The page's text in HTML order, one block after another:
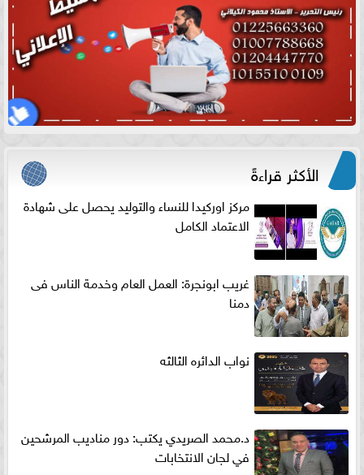
الأكثر قراءةً
مركز اوركيدا للنساء والتوليد يحصل على شهادة
الاعتماد الكامل
غريب ابونجرة: العمل العام وخدمة الناس فى
دمنا
نواب الدائره الثالثه
د.محمد الصريدي يكتب: دور مناديب المرشحين
في لجان الانتخابات